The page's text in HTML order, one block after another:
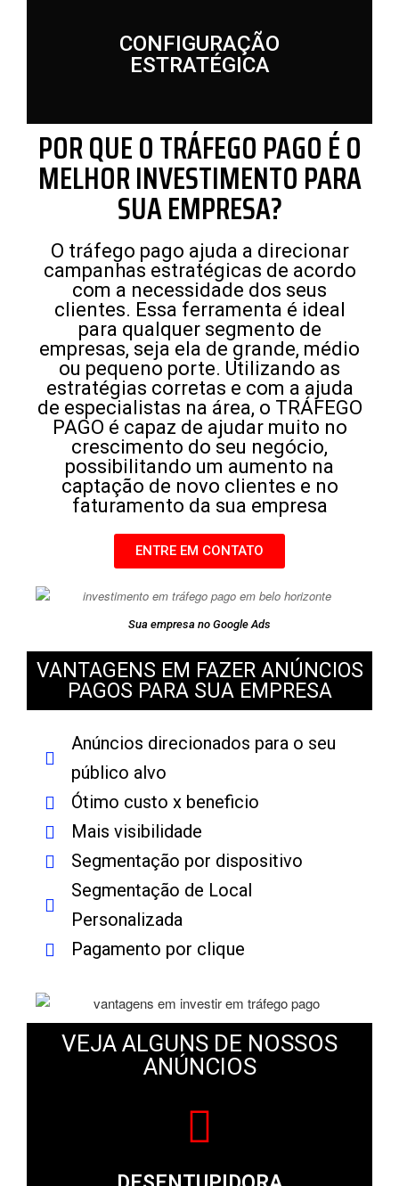
CONFIGURAÇÃO
ESTRATÉGICA
POR QUE O TRÁFEGO PAGO É O
MELHOR INVESTIMENTO PARA
SUA EMPRESA?
O tráfego pago ajuda a direcionar
campanhas estratégicas de acordo
com a necessidade dos seus
clientes. Essa ferramenta é ideal
para qualquer segmento de
empresas, seja ela de grande, médio
ou pequeno porte. Utilizando as
estratégias corretas e com a ajuda
de especialistas na área, o TRÁFEGO
PAGO é capaz de ajudar muito no
crescimento do seu negócio,
possibilitando um aumento na
captação de novo clientes e no
faturamento da sua empresa
ENTRE EM CONTATO
Sua empresa no Google Ads
VANTAGENS EM FAZER ANÚNCIOS
PAGOS PARA SUA EMPRESA
Anúncios direcionados para o seu
público alvo
Ótimo custo x beneficio
Mais visibilidade
Segmentação por dispositivo
Segmentação de Local
Personalizada
Pagamento por clique
VEJA ALGUNS DE NOSSOS
ANÚNCIOS